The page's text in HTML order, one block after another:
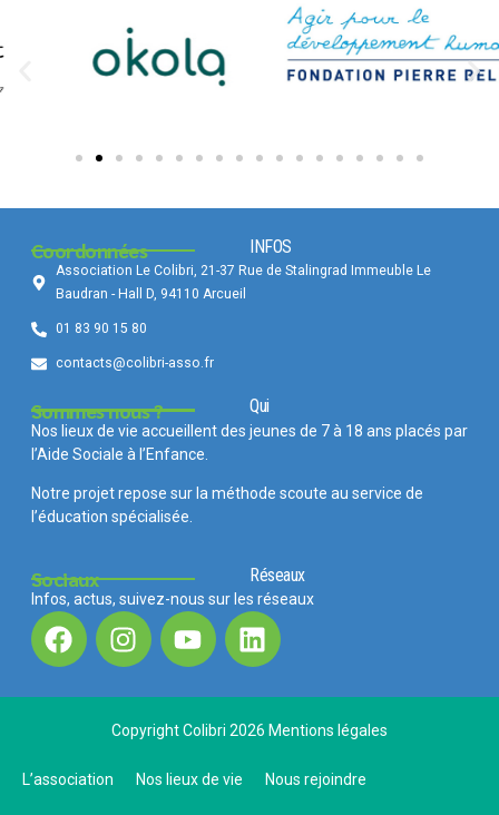
INFOS
Coordonnées
Association Le Colibri, 21-37 Rue de Stalingrad Immeuble Le
Baudran - Hall D, 94110 Arcueil
01 83 90 15 80
contacts@colibri-asso.fr
Qui
Sommes nous ?
Nos lieux de vie accueillent des jeunes de 7 à 18 ans placés par
l’Aide Sociale à l’Enfance.
Notre projet repose sur la méthode scoute au service de
l’éducation spécialisée.
Réseaux
Sociaux
Infos, actus, suivez-nous sur les réseaux
Copyright Colibri 2026 Mentions légales
L’association Nos lieux de vie Nous rejoindre